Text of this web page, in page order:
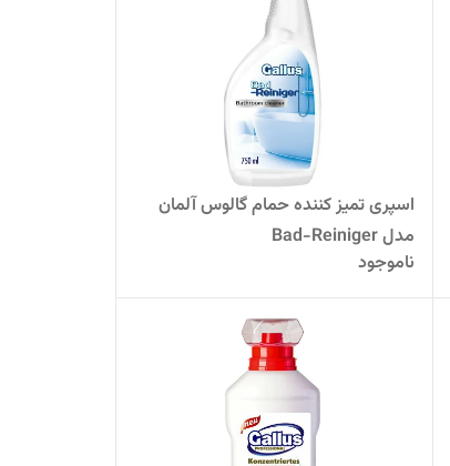
اسپری تمیز کننده حمام گالوس آلمان
مدل Bad-Reiniger
ناموجود